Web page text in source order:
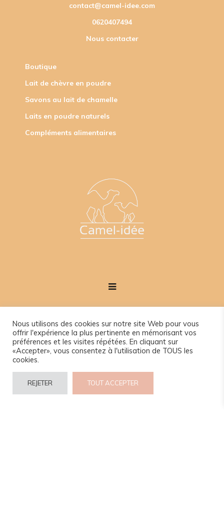
contact@camel-idee.com
0620407494
Nous contacter
Boutique
Lait de chèvre en poudre
Savons au lait de chamelle
Laits en poudre naturels
Compléments alimentaires
Nous utilisons des cookies sur notre site Web pour vous
offrir l'expérience la plus pertinente en mémorisant vos
préférences et les visites répétées. En cliquant sur
«Accepter», vous consentez à l'utilisation de TOUS les
cookies.
REJETER TOUT ACCEPTER